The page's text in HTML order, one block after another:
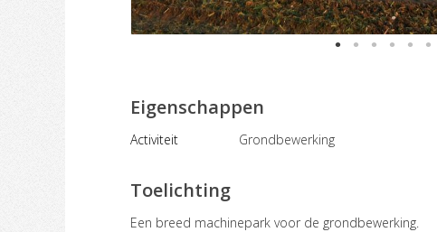
Eigenschappen
Activiteit Grondbewerking
Toelichting
Een breed machinepark voor de grondbewerking.